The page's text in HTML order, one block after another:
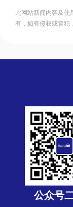
此网站新闻内容及使
有，如有侵权或冒
公众号